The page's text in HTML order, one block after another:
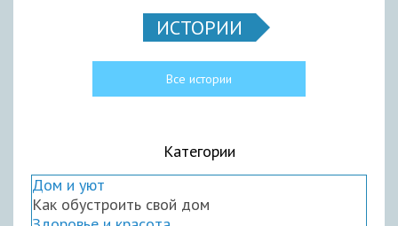
ИСТОРИИ
Все истории
Категории
Дом и уют
Как обустроить свой дом